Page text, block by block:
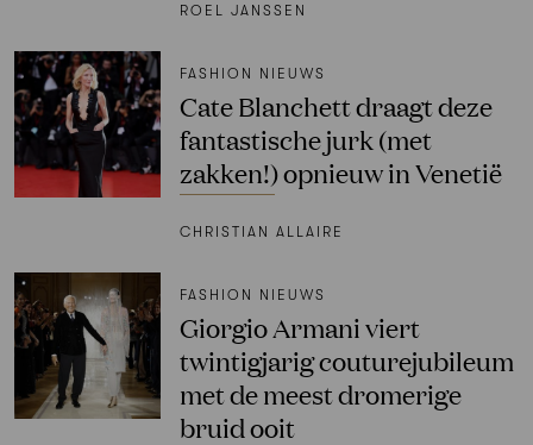
ROEL JANSSEN
FASHION NIEUWS
Cate Blanchett draagt deze
fantastische jurk (met
zakken!) opnieuw in Venetië
CHRISTIAN ALLAIRE
FASHION NIEUWS
Giorgio Armani viert
twintigjarig couturejubileum
met de meest dromerige
bruid ooit